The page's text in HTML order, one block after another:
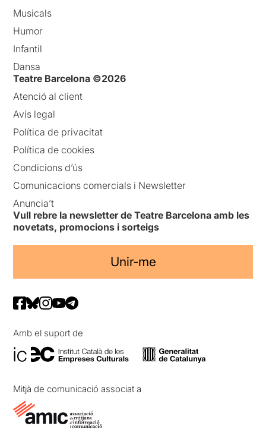
Musicals
Humor
Infantil
Dansa
Teatre Barcelona ©2026
Atenció al client
Avís legal
Política de privacitat
Política de cookies
Condicions d’ús
Comunicacions comercials i Newsletter
Anuncia’t
Vull rebre la newsletter de Teatre Barcelona amb les
novetats, promocions i sorteigs
Unir-me
Amb el suport de
Mitjà de comunicació associat a